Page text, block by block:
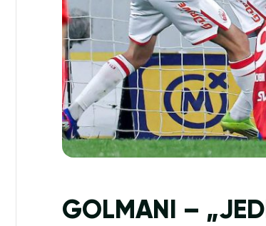
GOLMANI –